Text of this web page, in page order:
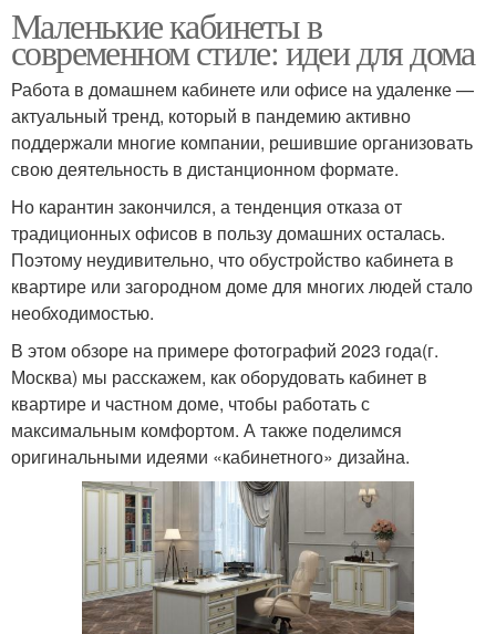
Маленькие кабинеты в
современном стиле: идеи для дома
Работа в домашнем кабинете или офисе на удаленке —
актуальный тренд, который в пандемию активно
поддержали многие компании, решившие организовать
свою деятельность в дистанционном формате.
Но карантин закончился, а тенденция отказа от
традиционных офисов в пользу домашних осталась.
Поэтому неудивительно, что обустройство кабинета в
квартире или загородном доме для многих людей стало
необходимостью.
В этом обзоре на примере фотографий 2023 года(г.
Москва) мы расскажем, как оборудовать кабинет в
квартире и частном доме, чтобы работать с
максимальным комфортом. А также поделимся
оригинальными идеями «кабинетного» дизайна.